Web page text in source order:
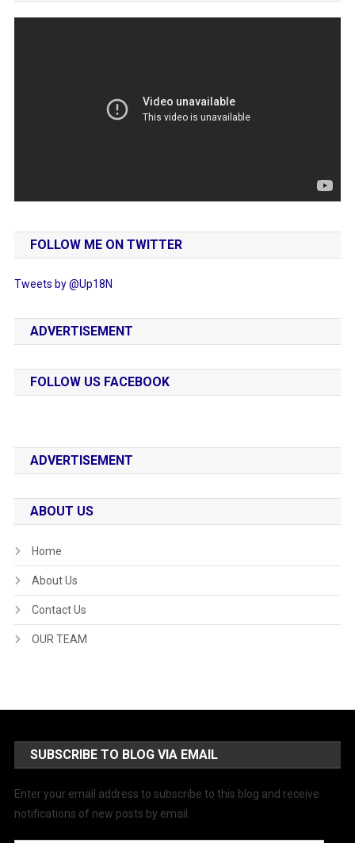
FOLLOW ME ON TWITTER
Tweets by @Up18N
ADVERTISEMENT
FOLLOW US FACEBOOK
ADVERTISEMENT
ABOUT US
Home
About Us
Contact Us
OUR TEAM
SUBSCRIBE TO BLOG VIA EMAIL
Enter your email address to subscribe to this blog and receive
notifications of new posts by email.